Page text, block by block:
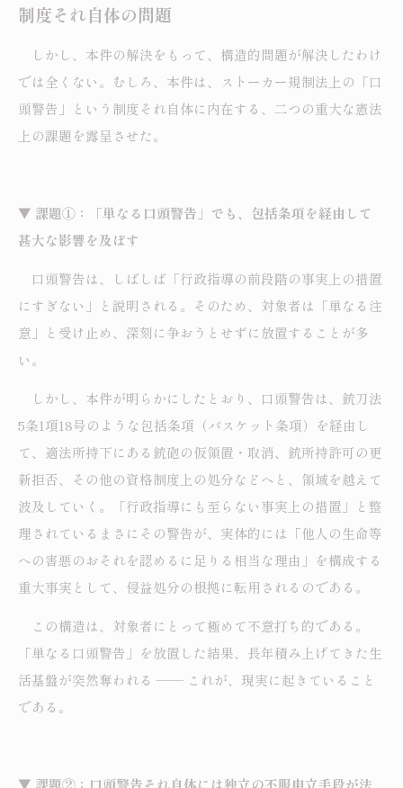
制度それ自体の問題
しかし、本件の解決をもって、構造的問題が解決したわけ
では全くない。むしろ、本件は、ストーカー規制法上の「口
頭警告」という制度それ自体に内在する、二つの重大な憲法
上の課題を露呈させた。
▼ 課題①：「単なる口頭警告」でも、包括条項を経由して
甚大な影響を及ぼす
口頭警告は、しばしば「行政指導の前段階の事実上の措置
にすぎない」と説明される。そのため、対象者は「単なる注
意」と受け止め、深刻に争おうとせずに放置することが多
い。
しかし、本件が明らかにしたとおり、口頭警告は、銃刀法
5条1項18号のような包括条項（バスケット条項）を経由し
て、適法所持下にある銃砲の仮領置・取消、銃所持許可の更
新拒否、その他の資格制度上の処分などへと、領域を越えて
波及していく。「行政指導にも至らない事実上の措置」と整
理されているまさにその警告が、実体的には「他人の生命等
への害悪のおそれを認めるに足りる相当な理由」を構成する
重大事実として、侵益処分の根拠に転用されるのである。
この構造は、対象者にとって極めて不意打ち的である。
「単なる口頭警告」を放置した結果、長年積み上げてきた生
活基盤が突然奪われる ―― これが、現実に起きていること
である。
▼ 課題②：口頭警告それ自体には独立の不服申立手段が法